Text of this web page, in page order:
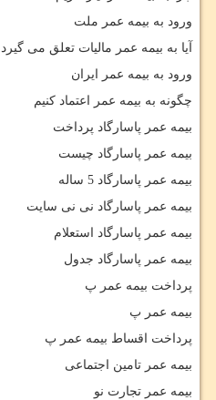
ورود به بیمه عمر ملت
آیا به بیمه عمر مالیات تعلق می گیرد
ورود به بیمه عمر ایران
چگونه به بیمه عمر اعتماد کنیم
بیمه عمر پاسارگاد پرداخت
بیمه عمر پاسارگاد چیست
بیمه عمر پاسارگاد 5 ساله
بیمه عمر پاسارگاد نی نی سایت
بیمه عمر پاسارگاد استعلام
بیمه عمر پاسارگاد جدول
پرداخت بیمه عمر پ
بیمه عمر پ
پرداخت اقساط بیمه عمر پ
بیمه عمر تامین اجتماعی
بیمه عمر تجارت نو